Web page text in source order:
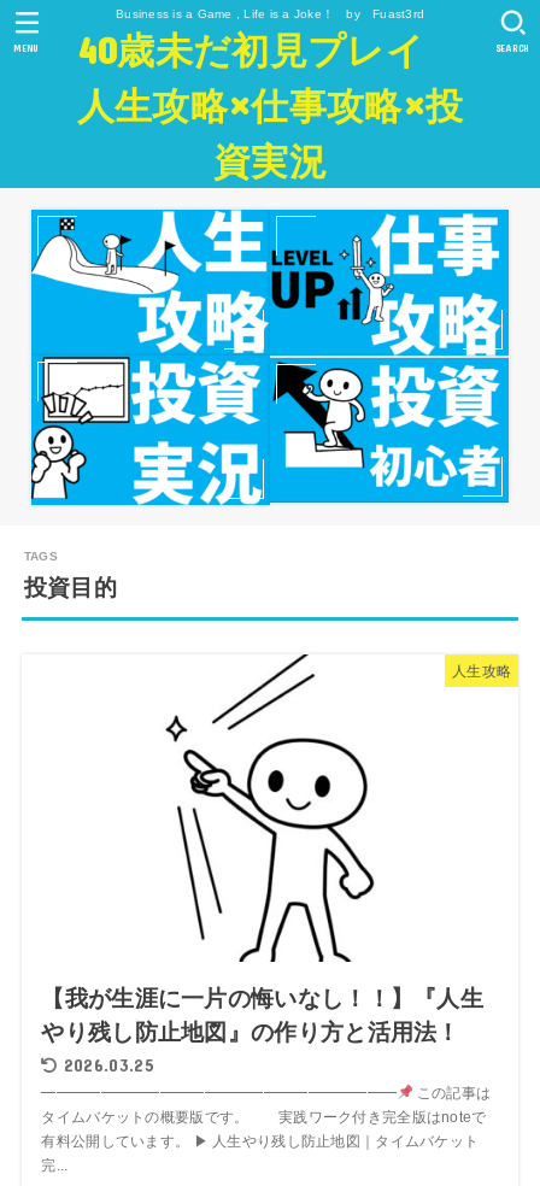
Business is a Game , Life is a Joke！ by Fuast3rd
40歳未だ初見プレイ
人生攻略×仕事攻略×投
資実況
SEARCH
MENU
投資目的
人生攻略
【我が生涯に一片の悔いなし！！】『人生
やり残し防止地図』の作り方と活用法！
2026.03.25
━━━━━━━━━━━━━━━━━━━━━━━━
この記事は
タイムバケットの概要版です。 実践ワーク付き完全版はnoteで
有料公開しています。 ▶ 人生やり残し防止地図｜タイムバケット
完...